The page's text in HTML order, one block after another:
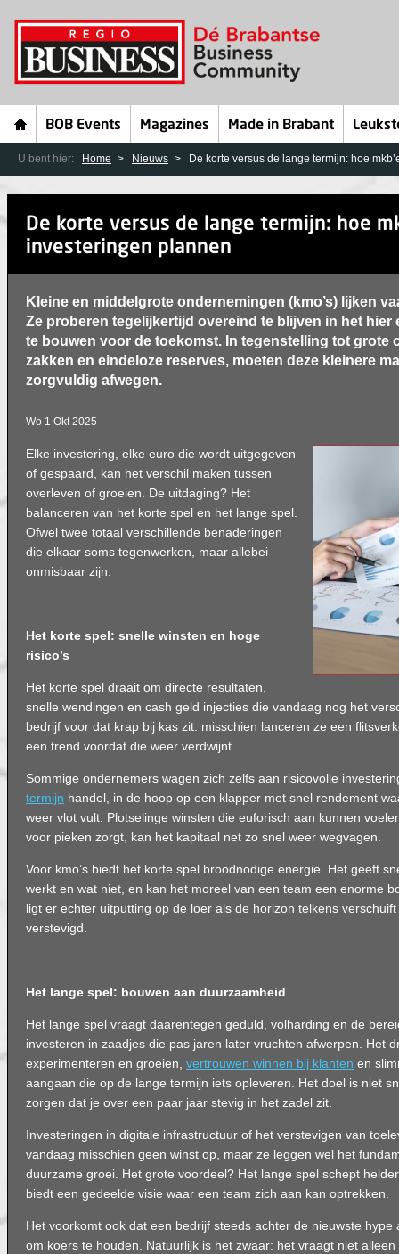
BOB Events Magazines Made in Brabant
U bent hier: Home Nieuws De korte versus de lange termijn: hoe
De korte versus de lange termijn: hoe
investeringen plannen
Kleine en middelgrote ondernemingen (kmo’s) lijken
Ze proberen tegelijkertijd overeind te blijven in het hier
te bouwen voor de toekomst. In tegenstelling tot grote
zakken en eindeloze reserves, moeten deze kleinere
zorgvuldig afwegen.
Wo 1 Okt 2025
Elke investering, elke euro die wordt uitgegeven
of gespaard, kan het verschil maken tussen
overleven of groeien. De uitdaging? Het
balanceren van het korte spel en het lange spel.
Ofwel twee totaal verschillende benaderingen
die elkaar soms tegenwerken, maar allebei
onmisbaar zijn.
Het korte spel: snelle winsten en hoge
risico’s
Het korte spel draait om directe resultaten,
snelle wendingen en cash geld injecties die vandaag nog het
bedrijf voor dat krap bij kas zit: misschien lanceren ze een
een trend voordat die weer verdwijnt.
Sommige ondernemers wagen zich zelfs aan risicovolle
termijn handel, in de hoop op een klapper met snel rendement
weer vlot vult. Plotselinge winsten die euforisch aan kunnen
voor pieken zorgt, kan het kapitaal net zo snel weer wegvagen.
Voor kmo’s biedt het korte spel broodnodige energie. Het geeft
werkt en wat niet, en kan het moreel van een team een enorme
ligt er echter uitputting op de loer als de horizon telkens
verstevigd.
Het lange spel: bouwen aan duurzaamheid
Het lange spel vraagt daarentegen geduld, volharding en de
investeren in zaadjes die pas jaren later vruchten afwerpen. Het
experimenteren en groeien, vertrouwen winnen bij klanten en
aangaan die op de lange termijn iets opleveren. Het doel is niet
zorgen dat je over een paar jaar stevig in het zadel zit.
Investeringen in digitale infrastructuur of het verstevigen van
vandaag misschien geen winst op, maar ze leggen wel het
duurzame groei. Het grote voordeel? Het lange spel schept
biedt een gedeelde visie waar een team zich aan kan optrekken.
Het voorkomt ook dat een bedrijf steeds achter de nieuwste hype
om koers te houden. Natuurlijk is het zwaar: het vraagt niet